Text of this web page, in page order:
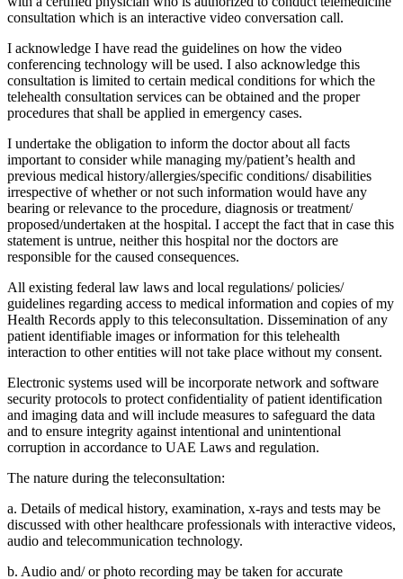
consultation which is an interactive video conversation call.
I acknowledge I have read the guidelines on how the video
conferencing technology will be used. I also acknowledge this
consultation is limited to certain medical conditions for which the
telehealth consultation services can be obtained and the proper
procedures that shall be applied in emergency cases.
I undertake the obligation to inform the doctor about all facts
important to consider while managing my/patient’s health and
previous medical history/allergies/specific conditions/ disabilities
irrespective of whether or not such information would have any
bearing or relevance to the procedure, diagnosis or treatment/
proposed/undertaken at the hospital. I accept the fact that in case this
statement is untrue, neither this hospital nor the doctors are
responsible for the caused consequences.
All existing federal law laws and local regulations/ policies/
guidelines regarding access to medical information and copies of my
Health Records apply to this teleconsultation. Dissemination of any
patient identifiable images or information for this telehealth
interaction to other entities will not take place without my consent.
Electronic systems used will be incorporate network and software
security protocols to protect confidentiality of patient identification
and imaging data and will include measures to safeguard the data
and to ensure integrity against intentional and unintentional
corruption in accordance to UAE Laws and regulation.
The nature during the teleconsultation:
a. Details of medical history, examination, x-rays and tests may be
discussed with other healthcare professionals with interactive videos,
audio and telecommunication technology.
b. Audio and/ or photo recording may be taken for accurate